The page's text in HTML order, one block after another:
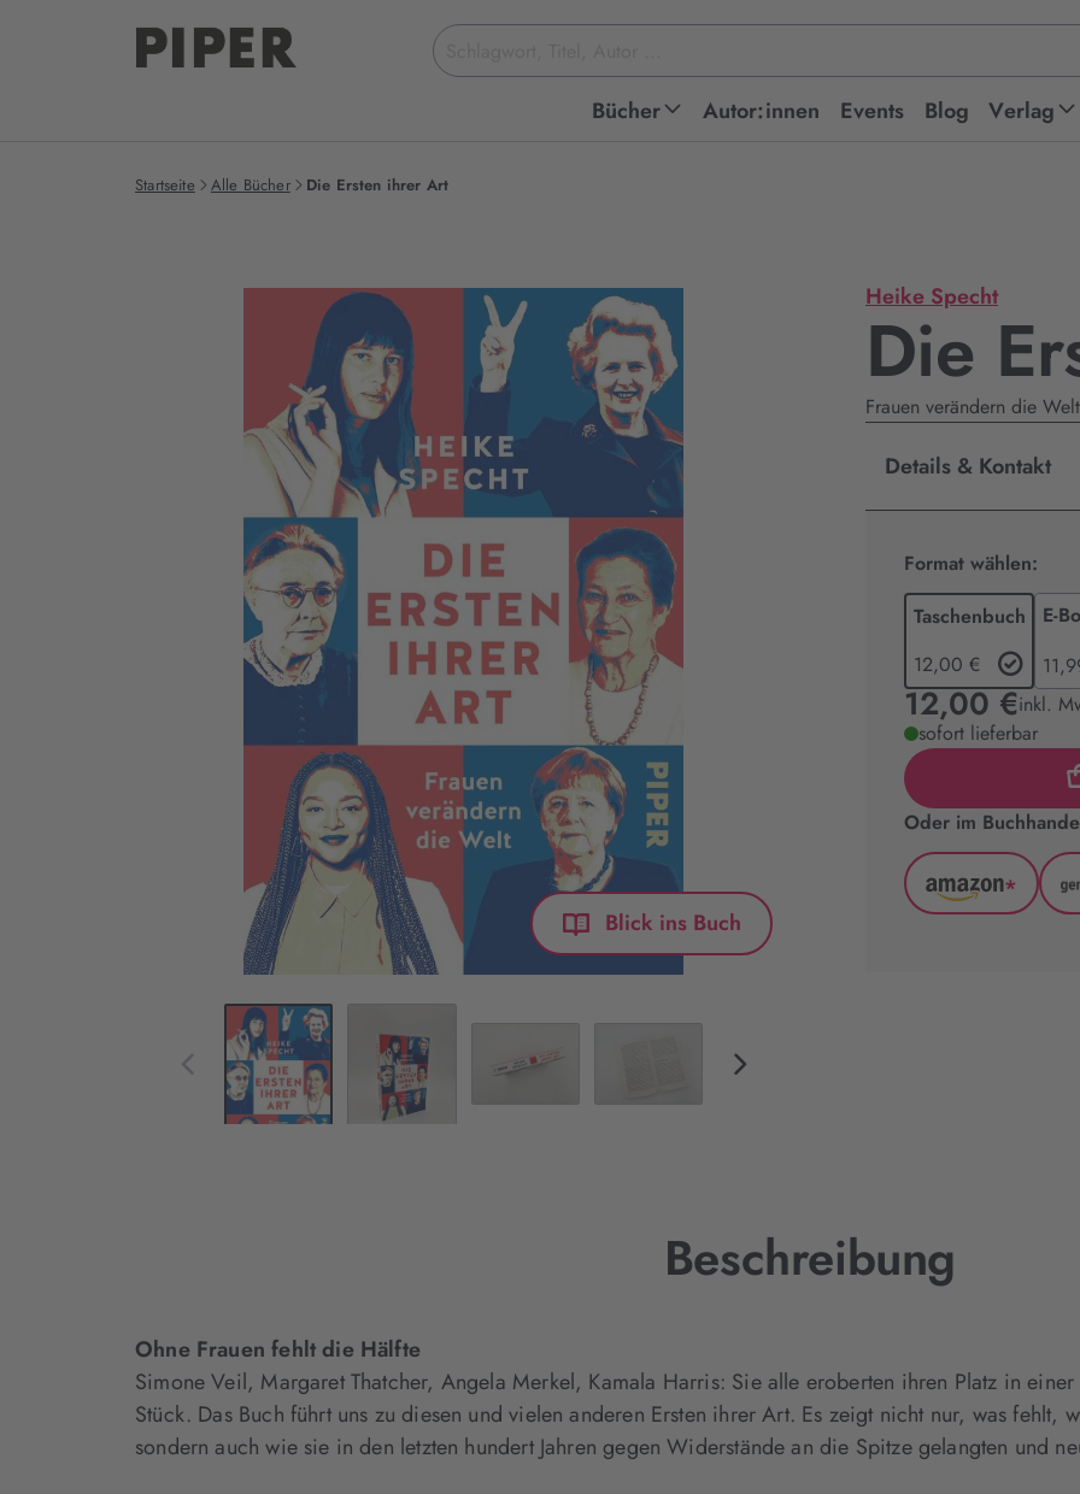
Suchbegriff
eingeben
Bücher Autor:innen Events Blog Verlag
Startseite Alle Bücher Die Ersten ihrer Art
Blick ins Buch
Produktbilder
Buch
Heike Specht
Die
Frauen verändern die
Details & Kontakt
Format wählen:
Taschenbuch
12,00 €
E-
12,00 €inkl.
sofort lieferbar
Oder im
Amazon
*
Beschreibung
Ohne Frauen fehlt die Hälfte
Simone Veil, Margaret Thatcher, Angela Merkel, Kamala Harris: Sie alle eroberten ihren Platz in
Stück. Das Buch führt uns zu diesen und vielen anderen Ersten ihrer Art. Es zeigt nicht nur, was fehlt,
sondern auch wie sie in den letzten hundert Jahren gegen Widerstände an die Spitze gelangten und